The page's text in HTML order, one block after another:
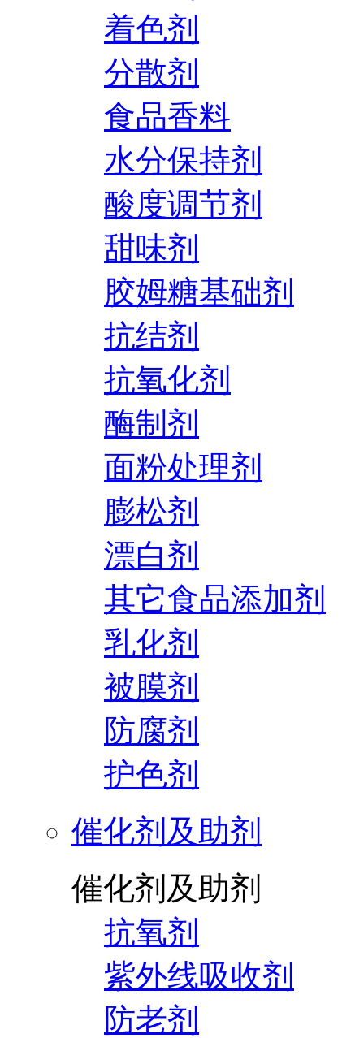
着色剂
分散剂
食品香料
水分保持剂
酸度调节剂
甜味剂
胶姆糖基础剂
抗结剂
抗氧化剂
酶制剂
面粉处理剂
膨松剂
漂白剂
其它食品添加剂
乳化剂
被膜剂
防腐剂
护色剂
催化剂及助剂
催化剂及助剂
抗氧剂
紫外线吸收剂
防老剂